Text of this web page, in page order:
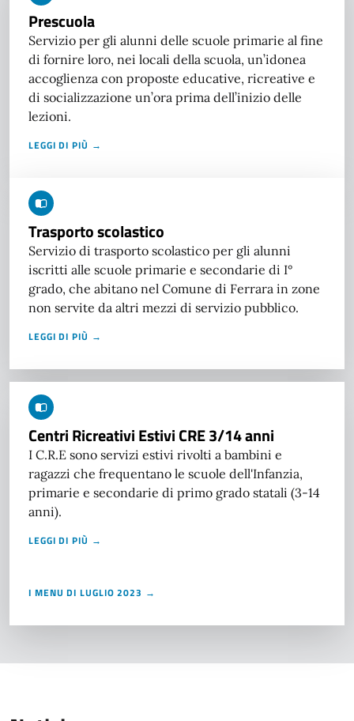
Prescuola
Servizio per gli alunni delle scuole primarie al fine
di fornire loro, nei locali della scuola, un’idonea
accoglienza con proposte educative, ricreative e
di socializzazione un’ora prima dell’inizio delle
lezioni.
LEGGI DI PIÙ →
Trasporto scolastico
Servizio di trasporto scolastico per gli alunni
iscritti alle scuole primarie e secondarie di I°
grado, che abitano nel Comune di Ferrara in zone
non servite da altri mezzi di servizio pubblico.
LEGGI DI PIÙ →
Centri Ricreativi Estivi CRE 3/14 anni
I C.R.E sono servizi estivi rivolti a bambini e
ragazzi che frequentano le scuole dell'Infanzia,
primarie e secondarie di primo grado statali (3-14
anni).
LEGGI DI PIÙ →
I MENU DI LUGLIO 2023 →